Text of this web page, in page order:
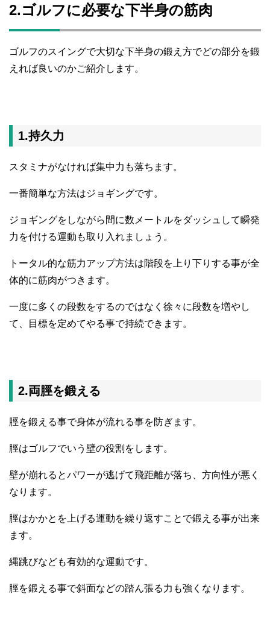
2.ゴルフに必要な下半身の筋肉
ゴルフのスイングで大切な下半身の鍛え方でどの部分を鍛
えれば良いのかご紹介します。
1.持久力
スタミナがなければ集中力も落ちます。
一番簡単な方法はジョギングです。
ジョギングをしながら間に数メートルをダッシュして瞬発
力を付ける運動も取り入れましょう。
トータル的な筋力アップ方法は階段を上り下りする事が全
体的に筋肉がつきます。
一度に多くの段数をするのではなく徐々に段数を増やし
て、目標を定めてやる事で持続できます。
2.両脛を鍛える
脛を鍛える事で身体が流れる事を防ぎます。
脛はゴルフでいう壁の役割をします。
壁が崩れるとパワーが逃げて飛距離が落ち、方向性が悪く
なります。
脛はかかとを上げる運動を繰り返すことで鍛える事が出来
ます。
縄跳びなども有効的な運動です。
脛を鍛える事で斜面などの踏ん張る力も強くなります。